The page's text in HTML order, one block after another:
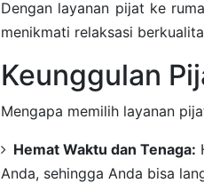
Dengan layanan pijat ke
menikmati relaksasi
Keunggulan
Mengapa memilih layanan
Hemat Waktu dan Tenaga:
Anda, sehingga Anda bisa